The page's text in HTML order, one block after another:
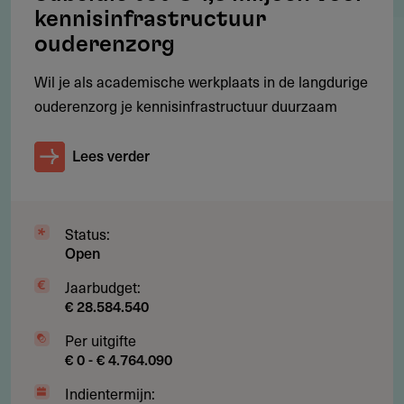
minimaal 7 jaar
Werkgebied
Waar is deze subsidie beschikbaar?
Nederland. Aanvragers moeten als publiekrechtelijke of
Nederlanden gevestigd zijn.
Voorwaarden
Welke voorwaarden gelden?
Een geformaliseerd, regionaal samenwerkingsverband
kennisinfrastructuur
ouderenzorg
Wil je als academische werkplaats in de langdurige
ouderenzorg je kennisinfrastructuur duurzaam
Lees verder
Status:
Open
Jaarbudget:
€ 28.584.540
Per uitgifte
€ 0 - € 4.764.090
Indientermijn: